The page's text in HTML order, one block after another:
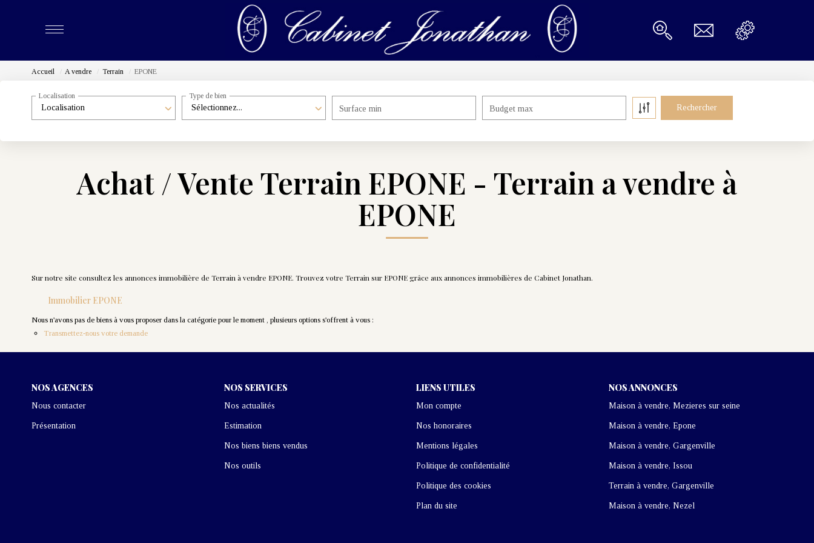
Accueil A vendre Terrain EPONE
Localisation
Localisation
Sélectionnez...
Type de bien
Surface min Budget max
Achat / Vente Terrain EPONE - Terrain a vendre à
EPONE
Sur notre site consultez les annonces immobilière de Terrain à vendre EPONE. Trouvez votre Terrain sur EPONE grâce aux annonces immobilières de Cabinet Jonathan.
Immobilier EPONE
Nous n'avons pas de biens à vous proposer dans la catégorie pour le moment , plusieurs options s'offrent à vous :
Transmettez-nous votre demande
NOS AGENCES
Nous contacter
Présentation
NOS SERVICES
Nos actualités
Estimation
Nos biens biens vendus
Nos outils
LIENS UTILES
Mon compte
Nos honoraires
Mentions légales
Politique de confidentialité
Politique des cookies
Plan du site
NOS ANNONCES
Maison à vendre, Mezieres sur seine
Maison à vendre, Epone
Maison à vendre, Gargenville
Maison à vendre, Issou
Terrain à vendre, Gargenville
Maison à vendre, Nezel